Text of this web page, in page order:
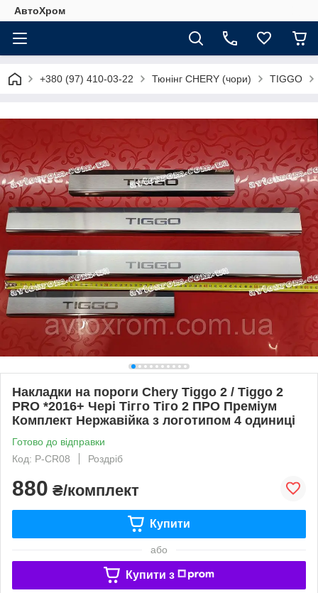
АвтоХром
+380 (97) 410-03-22 Тюнінг CHERY (чори) TIGGO
Накладки на пороги Chery Tiggo 2 / Tiggo 2
PRO *2016+ Чері Тігго Тіго 2 ПРО Преміум
Комплект Нержавійка з логотипом 4 одиниці
Готово до відправки
Код: P-CR08
Роздріб
880 ₴/комплект
Купити
або
Купити з